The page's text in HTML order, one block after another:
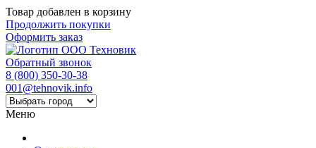
Товар добавлен в корзину
Продолжить покупки
Оформить заказ
Обратный звонок
8 (800) 350-30-38
001@tehnovik.info
Меню